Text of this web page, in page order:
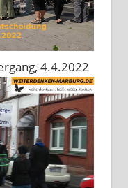
4.4.2022